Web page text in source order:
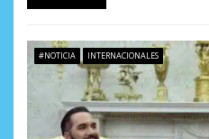
#NOTICIA INTERNACIONALES